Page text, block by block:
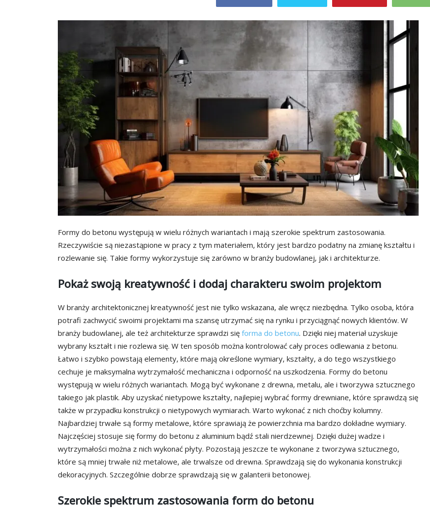
Formy do betonu występują w wielu różnych wariantach i mają szerokie spektrum zastosowania.
Rzeczywiście są niezastąpione w pracy z tym materiałem, który jest bardzo podatny na zmianę kształtu i
rozlewanie się. Takie formy wykorzystuje się zarówno w branży budowlanej, jak i architekturze.
Pokaż swoją kreatywność i dodaj charakteru swoim projektom
W branży architektonicznej kreatywność jest nie tylko wskazana, ale wręcz niezbędna. Tylko osoba, która
potrafi zachwycić swoimi projektami ma szansę utrzymać się na rynku i przyciągnąć nowych klientów. W
branży budowlanej, ale też architekturze sprawdzi się forma do betonu. Dzięki niej materiał uzyskuje
wybrany kształt i nie rozlewa się. W ten sposób można kontrolować cały proces odlewania z betonu.
Łatwo i szybko powstają elementy, które mają określone wymiary, kształty, a do tego wszystkiego
cechuje je maksymalna wytrzymałość mechaniczna i odporność na uszkodzenia. Formy do betonu
występują w wielu różnych wariantach. Mogą być wykonane z drewna, metalu, ale i tworzywa sztucznego
takiego jak plastik. Aby uzyskać nietypowe kształty, najlepiej wybrać formy drewniane, które sprawdzą się
także w przypadku konstrukcji o nietypowych wymiarach. Warto wykonać z nich choćby kolumny.
Najbardziej trwałe są formy metalowe, które sprawiają że powierzchnia ma bardzo dokładne wymiary.
Najczęściej stosuje się formy do betonu z aluminium bądź stali nierdzewnej. Dzięki dużej wadze i
wytrzymałości można z nich wykonać płyty. Pozostają jeszcze te wykonane z tworzywa sztucznego,
które są mniej trwałe niż metalowe, ale trwalsze od drewna. Sprawdzają się do wykonania konstrukcji
dekoracyjnych. Szczególnie dobrze sprawdzają się w galanterii betonowej.
Szerokie spektrum zastosowania form do betonu